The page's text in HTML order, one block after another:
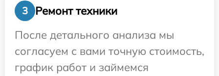
3
Ремонт техники
После детального анализа мы
согласуем с вами точную стоимость,
график работ и займемся